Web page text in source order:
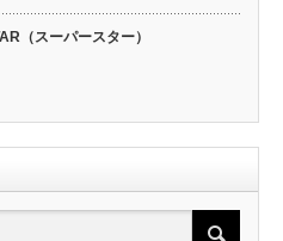
（スーパースター）